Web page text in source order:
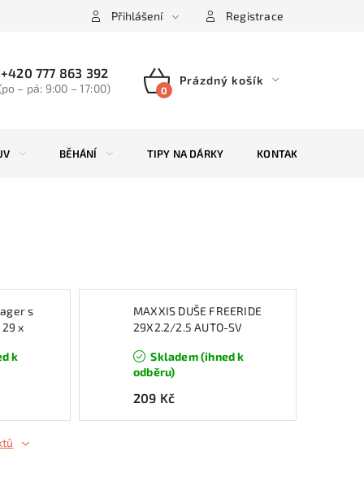
Přihlášení Registrace
+420 777 863 392
– pá: 9:00 – 17:00)
NÁKUPNÍ
Prázdný košík
BĚHÁNÍ TIPY NA DÁRKY KONTAKTY
s
x
k
MAXXIS DUŠE FREERIDE
29X2.2/2.5 AUTO-SV
Skladem (ihned k
odběru)
209 Kč